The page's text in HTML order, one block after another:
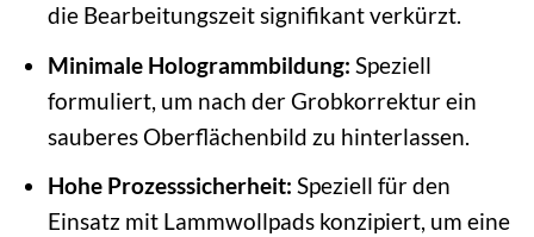
die Bearbeitungszeit signifikant verkürzt.
Minimale Hologrammbildung: Speziell
formuliert, um nach der Grobkorrektur ein
sauberes Oberflächenbild zu hinterlassen.
Hohe Prozesssicherheit: Speziell für den
Einsatz mit Lammwollpads konzipiert, um eine